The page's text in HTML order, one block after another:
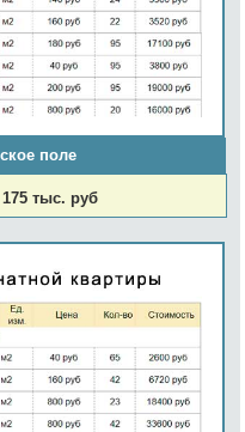
поле
175 тыс. руб